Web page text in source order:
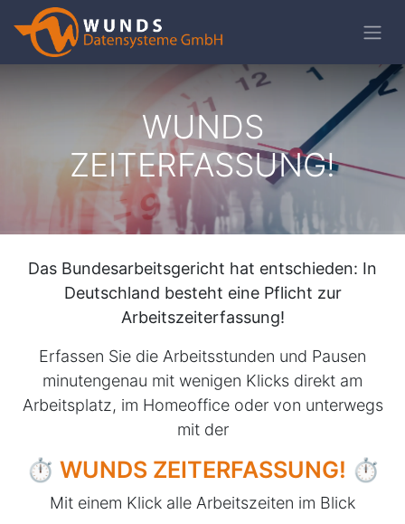
WUNDS
ZEITERFASSUNG!
Das Bundesarbeitsgericht hat entschieden: In
Deutschland besteht eine Pflicht zur
Arbeitszeiterfassung!
Erfassen Sie die Arbeitsstunden und Pausen
minutengenau mit wenigen Klicks direkt am
Arbeitsplatz, im Homeoffice oder von unterwegs
mit der
⏱ WUNDS ZEITERFASSUNG! ⏱
Mit einem Klick alle Arbeitszeiten im Blick